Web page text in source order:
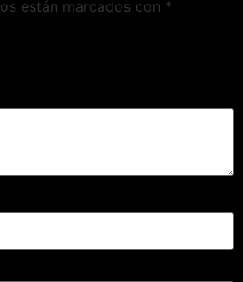
están marcados con *